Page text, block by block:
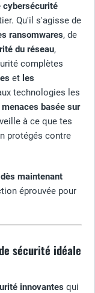
cybersécurité
Qu'il s'agisse de
ransomwares, de
du réseau,
complètes
et les
technologies les
basée sur
à ce que tes
protégés contre
maintenant
éprouvée pour
sécurité idéale
innovantes qui